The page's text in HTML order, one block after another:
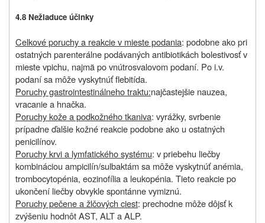
4.8 Nežiaduce účinky
Celkové poruchy a reakcie v mieste podania: podobne ako pri
ostatných parenterálne podávaných antibiotikách bolestivosť v
mieste vpichu, najmä po vnútrosvalovom podaní. Po i.v.
podaní sa môže vyskytnúť flebitída.
Poruchy gastrointestinálneho traktu:najčastejšie nauzea,
vracanie a hnačka.
Poruchy kože a podkožného tkaniva: vyrážky, svrbenie
prípadne ďalšie kožné reakcie podobne ako u ostatných
penicilínov.
Poruchy krvi a lymfatického systému: v priebehu liečby
kombináciou ampicilín/sulbaktám sa môže vyskytnúť anémia,
trombocytopénia, eozinofília a leukopénia. Tieto reakcie po
ukončení liečby obvykle spontánne vymiznú.
Poruchy pečene a žlčových ciest: prechodne môže dôjsť k
zvýšeniu hodnôt AST, ALT a ALP.